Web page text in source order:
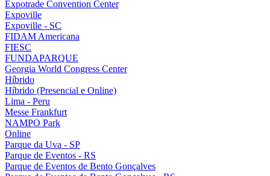
Expotrade Convention Center
Expoville
Expoville - SC
FIDAM Americana
FIESC
FUNDAPARQUE
Georgia World Congress Center
Híbrido
Híbrido (Presencial e Online)
Lima - Peru
Messe Frankfurt
NAMPO Park
Online
Parque da Uva - SP
Parque de Eventos - RS
Parque de Eventos de Bento Gonçalves